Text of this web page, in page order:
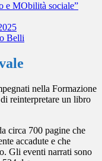
e MObilità sociale”
Belli
nella Formazione
reinterpretare un libro
circa 700 pagine che
accadute e che
Gli eventi narrati sono